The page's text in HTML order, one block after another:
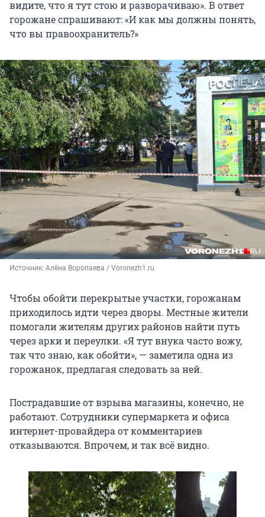
видите, что я тут стою и разворачиваю». В ответ
горожане спрашивают: «И как мы должны понять,
что вы правоохранитель?»
Источник: Алёна Воропаева / Voronezh1.ru
Чтобы обойти перекрытые участки, горожанам
приходилось идти через дворы. Местные жители
помогали жителям других районов найти путь
через арки и переулки. «Я тут внука часто вожу,
так что знаю, как обойти», — заметила одна из
горожанок, предлагая следовать за ней.
Пострадавшие от взрыва магазины, конечно, не
работают. Сотрудники супермаркета и офиса
интернет-провайдера от комментариев
отказываются. Впрочем, и так всë видно.